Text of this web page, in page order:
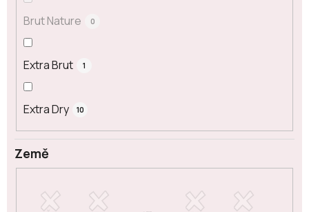
Země
Brut Nature 0
Extra Brut 1
Extra Dry 10